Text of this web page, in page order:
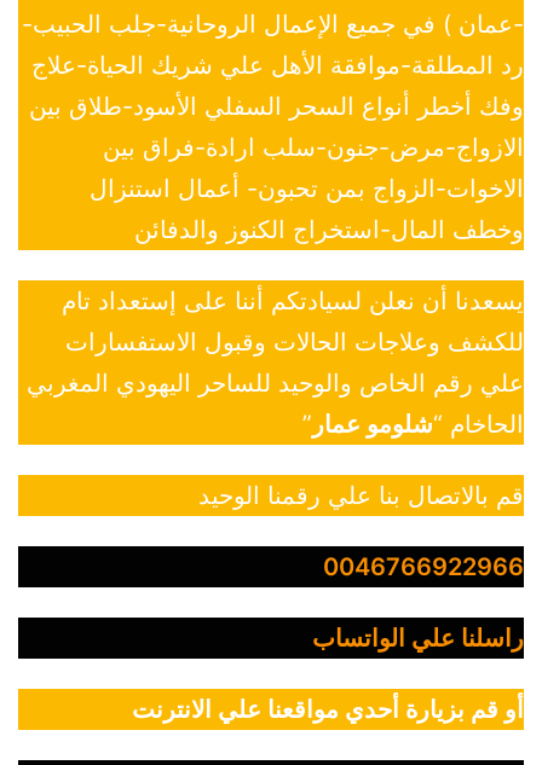
-عمان ) في جميع الإعمال الروحانية-جلب الحبيب-
رد المطلقة-موافقة الأهل علي شريك الحياة-علاج
وفك أخطر أنواع السحر السفلي الأسود-طلاق بين
الازواج-مرض-جنون-سلب ارادة-فراق بين
الاخوات-الزواج بمن تحبون- أعمال استنزال
وخطف المال-استخراج الكنوز والدفائن
يسعدنا أن نعلن لسيادتكم أننا على إستعداد تام
للكشف وعلاجات الحالات وقبول الاستفسارات
علي رقم الخاص والوحيد للساحر اليهودي المغربي
الحاخام “شلومو عمار ”
قم بالاتصال بنا علي رقمنا الوحيد
0046766922966
راسلنا علي الواتساب
أو قم بزيارة أحدي مواقعنا علي الانترنت